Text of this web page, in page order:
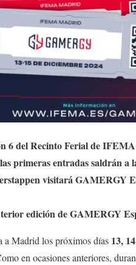
6 del Recinto Ferial de
primeras entradas saldrán a
visitará GAMERGY
edición de GAMERGY
a Madrid los próximos días 13,
en ocasiones anteriores,